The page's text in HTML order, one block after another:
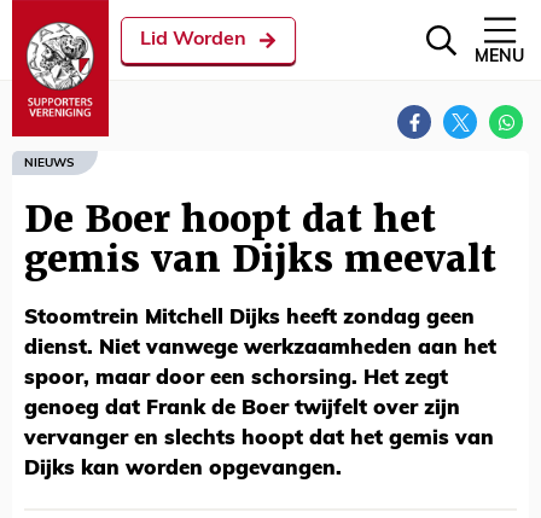
Lid Worden
MENU
NIEUWS
De Boer hoopt dat het
gemis van Dijks meevalt
Stoomtrein Mitchell Dijks heeft zondag geen
dienst. Niet vanwege werkzaamheden aan het
spoor, maar door een schorsing. Het zegt
genoeg dat Frank de Boer twijfelt over zijn
vervanger en slechts hoopt dat het gemis van
Dijks kan worden opgevangen.